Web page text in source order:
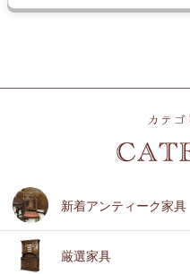
新着アンティーク家具
厳選家具